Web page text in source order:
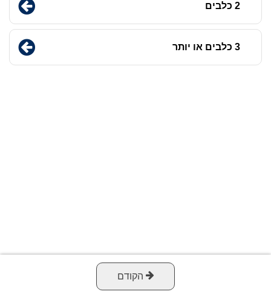
2 כלבים
3 כלבים או יותר
הקודם